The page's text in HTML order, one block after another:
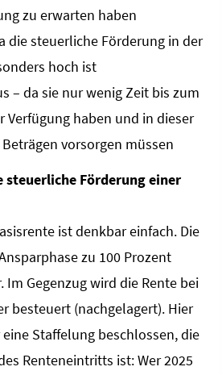
zu erwarten haben
die steuerliche Förderung in der
hoch ist
– da sie nur wenig Zeit bis zum
Verfügung haben und in dieser
vorsorgen müssen
Förderung einer
ist denkbar einfach. Die
zu 100 Prozent
Gegenzug wird die Rente bei
besteuert (nachgelagert). Hier
Staffelung beschlossen, die
Renteneintritts ist: Wer 2025